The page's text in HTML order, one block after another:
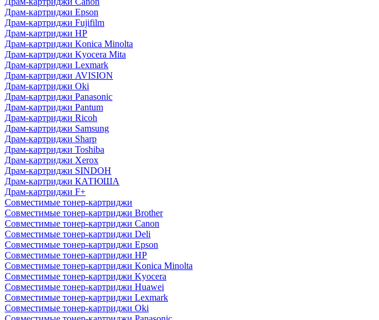
Драм-картриджи Epson
Драм-картриджи Fujifilm
Драм-картриджи HP
Драм-картриджи Konica Minolta
Драм-картриджи Kyocera Mita
Драм-картриджи Lexmark
Драм-картриджи AVISION
Драм-картриджи Oki
Драм-картриджи Panasonic
Драм-картриджи Pantum
Драм-картриджи Ricoh
Драм-картриджи Samsung
Драм-картриджи Sharp
Драм-картриджи Toshiba
Драм-картриджи Xerox
Драм-картриджи SINDOH
Драм-картриджи КАТЮША
Драм-картриджи F+
Совместимые тонер-картриджи
Совместимые тонер-картриджи Brother
Совместимые тонер-картриджи Canon
Совместимые тонер-картриджи Deli
Совместимые тонер-картриджи Epson
Совместимые тонер-картриджи HP
Совместимые тонер-картриджи Konica Minolta
Совместимые тонер-картриджи Kyocera
Совместимые тонер-картриджи Huawei
Совместимые тонер-картриджи Lexmark
Совместимые тонер-картриджи Oki